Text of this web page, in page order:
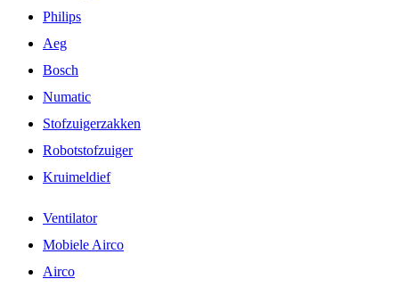
Philips
Aeg
Bosch
Numatic
Stofzuigerzakken
Robotstofzuiger
Kruimeldief
Ventilator
Mobiele Airco
Airco